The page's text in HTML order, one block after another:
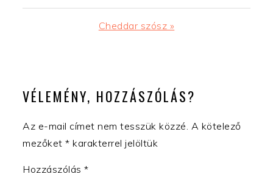
bejegyzés
Következő
Cheddar szósz »
INTERACTIONS
VÉLEMÉNY, HOZZÁSZÓLÁS?
Az e-mail címet nem tesszük közzé. A kötelező
mezőket * karakterrel jelöltük
Hozzászólás *